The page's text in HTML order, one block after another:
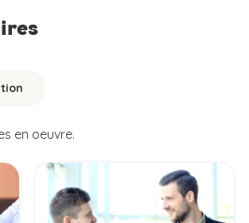
en oeuvre.